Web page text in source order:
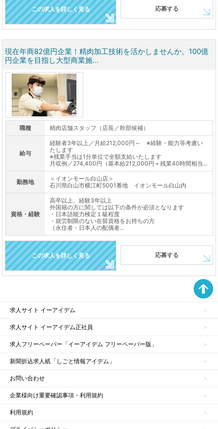
この求人を詳しく見る 応募する
現在年商82億円企業！精肉加工技術を活かしませんか。100億
円企業を目指し大型商業施...
職種 精肉店舗スタッフ（店長／幹部候補）
給与
経験者3年以上／月給212,000円～ ※経験・能力等考慮い
たします
※残業手当は1分単位で全額支給いたします
月収例／274,400円（基本給212,000円＋残業40時間相当...
勤務地
＜イオンモール白山店＞
石川県白山市横江町5001番地 イオンモール白山内
資格・経験
高卒以上、経験3年以上
外国籍の方に関しては以下の条件が必須となります
・日本語能力検定１級程度
・就労制限のない在留資格をお持ちの方
（永住者・日本人の配偶者...
この求人を詳しく見る 応募する
求人サイト イーアイデム
求人サイト イーアイデム正社員
求人フリーペーパー「イーアイデム フリーペーパー版」
新聞折込求人紙「しごと情報アイデム」
お問い合わせ
企業様向け重要確認事項・利用規約
利用規約